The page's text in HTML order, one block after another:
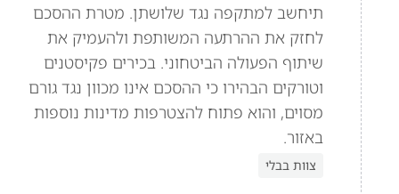
תיחשב למתקפה נגד שלושתן. מטרת ההסכם
לחזק את ההרתעה המשותפת ולהעמיק את
שיתוף הפעולה הביטחוני. בכירים פקיסטנים
וטורקים הבהירו כי ההסכם אינו מכוון נגד גורם
מסוים, והוא פתוח להצטרפות מדינות נוספות
באזור.
צוות בבלי